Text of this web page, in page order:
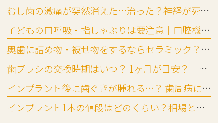
むし歯の激痛が突然消えた…治った？神経が死んだ？放置リスクを歯科医が解説
子どもの口呼吸・指しゃぶりは要注意｜口腔機能発達不全症チェック法
奥歯に詰め物・被せ物をするならセラミック？ ジルコニア？違いと選び方
歯ブラシの交換時期はいつ？ 1ヶ月が目安？ 替え時と替えないリスク
インプラント後に歯ぐきが腫れる…？ 歯周病に似た「インプラント周囲炎」とは
インプラント1本の値段はどのくらい？相場と費用の内訳を詳しく解説